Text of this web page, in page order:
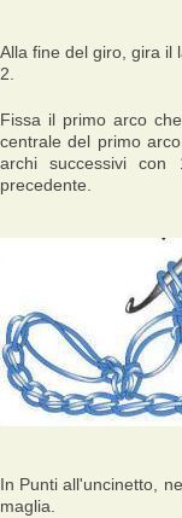
Alla fine del giro, gira il
2.
Fissa il primo arco
centrale del primo
archi successivi
precedente.
In Punti all'uncinetto,
maglia.